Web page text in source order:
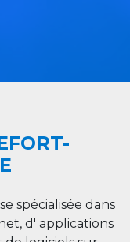
spécialisée dans
d' applications